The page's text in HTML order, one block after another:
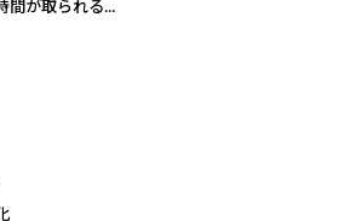
間が取られる...